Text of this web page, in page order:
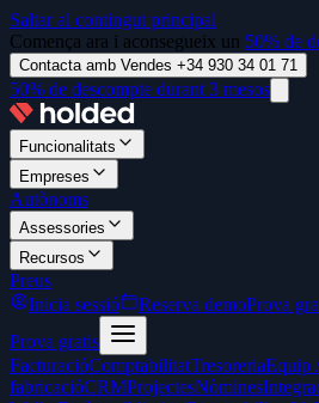
Saltar al contingut principal
Comença ara i aconsegueix un 50% de
Contacta amb Vendes +34 930 34 01 71
50% de descompte durant 3 mesos
Funcionalitats
Empreses
Autònoms
Assessories
Recursos
Preus
Inicia sessió
Reserva demoProva
Prova gratis
FacturacióComptabilitatTresoreriaEquip
fabricacióCRMProjectesNòmines